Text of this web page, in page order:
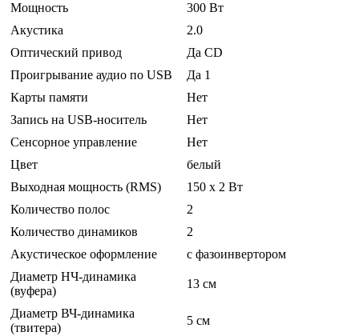
Мощность
300 Вт
Акустика
2.0
Оптический привод
Да CD
Проигрывание аудио по USB
Да 1
Карты памяти
Нет
Запись на USB-носитель
Нет
Сенсорное управление
Нет
Цвет
белый
Выходная мощность (RMS)
150 x 2 Вт
Количество полос
2
Количество динамиков
2
Акустическое оформление
с фазоинвертором
Диаметр НЧ-динамика
(вуфера)
13 см
Диаметр ВЧ-динамика
(твитера)
5 см